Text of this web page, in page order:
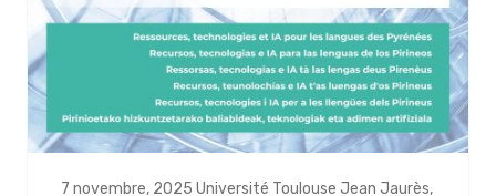
7 novembre, 2025 Université Toulouse Jean Jaurès,